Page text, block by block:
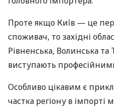
Проте якщо Київ — це
споживач, то західні
Рівненська, Волинська та
виступають
Особливо цікавим є
частка регіону в імпорті